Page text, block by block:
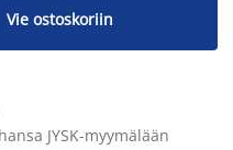
Vie ostoskoriin
JYSK-myymälään